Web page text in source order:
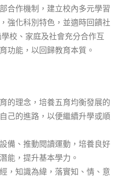
合作機制，建立校內多元學習
強化科別特色，並適時回饋社
校、家庭及社會充分合作互
功能，以回歸教育本質。
理念，培養五育均衡發展的
己的進路，以便繼續升學或順
、推動閱讀運動，培養良好
能，提升基本學力。
知識為緯，落實知、情、意